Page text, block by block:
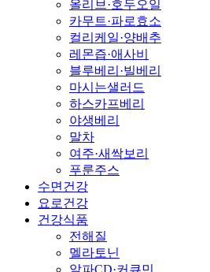
올리브·호두오일
카무트·파로효소
컬리케일·양배추
레몬즙·애사비
블루베리·빌베리
마시는샐러드
하스카프베리
야생베리
말차
여주·새싹보리
푸룬주스
수면건강
요로건강
건강식품
전해질
멜라토닌
알파CD·커큐민